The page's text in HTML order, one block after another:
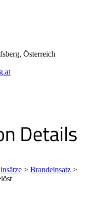
Österreich
Details
> Brandeinsatz >